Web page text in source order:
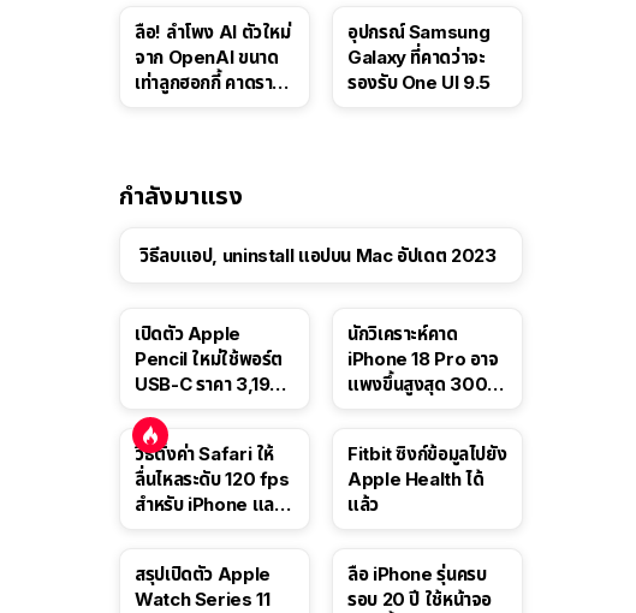
ลือ! ลำโพง AI ตัวใหม่
จาก OpenAI ขนาด
เท่าลูกฮอกกี้ คาดราคา
อุปกรณ์ Samsung
Galaxy ที่คาดว่าจะ
รองรับ One UI 9.5
กำลังมาแรง
วิธีลบแอป, uninstall แอปบน Mac อัปเดต 2023
เปิดตัว Apple
Pencil ใหม่ใช้พอร์ต
USB-C ราคา 3,190
นี้
นักวิเคราะห์คาด
iPhone 18 Pro อาจ
แพงขึ้นสูงสุด 300
วิธีตั้งค่า Safari ให้
ลื่นไหลระดับ 120 fps
สำหรับ iPhone และ
Fitbit ซิงก์ข้อมูลไปยัง
Apple Health ได้
แล้ว
สรุปเปิดตัว Apple
Watch Series 11
ลือ iPhone รุ่นครบ
รอบ 20 ปี ใช้หน้าจอ